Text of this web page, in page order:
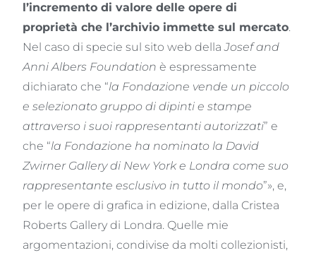
l’incremento di valore delle opere di
proprietà che l’archivio immette sul mercato.
Nel caso di specie sul sito web dellaJosef and
Anni Albers Foundation è espressamente
dichiarato che “la Fondazione vende un piccolo
e selezionato gruppo di dipinti e stampe
attraverso i suoi rappresentanti autorizzati” e
che “la Fondazione ha nominato la David
Zwirner Gallery di New York e Londra come suo
rappresentante esclusivo in tutto il mondo”», e,
per le opere di grafica in edizione, dalla Cristea
Roberts Gallery di Londra. Quelle mie
argomentazioni, condivise da molti collezionisti,